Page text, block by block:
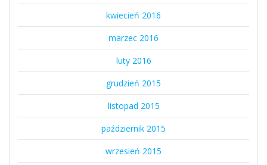
kwiecień 2016
marzec 2016
luty 2016
grudzień 2015
listopad 2015
październik 2015
wrzesień 2015